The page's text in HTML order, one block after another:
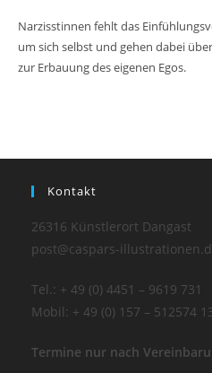
Narzisstinnen fehlt das
um sich selbst und gehen dabei
zur Erbauung des eigenen Egos.
Kontakt
26316 Künstlerort Dangast
post@caspars-
Tel.: + 49 (0) 4451 – 9619 731
Mobil: + 49 (0) 157 – 512574
Termine nur nach